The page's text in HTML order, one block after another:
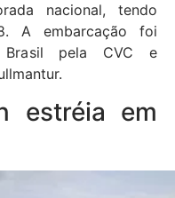
nacional, tendo
A embarcação foi
Brasil pela CVC e
estréia em